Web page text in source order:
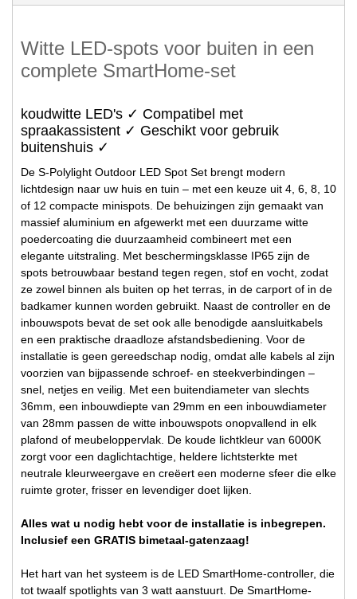
Witte LED-spots voor buiten in een
complete SmartHome-set
koudwitte LED's ✓ Compatibel met
spraakassistent ✓ Geschikt voor gebruik
buitenshuis ✓
De S-Polylight Outdoor LED Spot Set brengt modern
lichtdesign naar uw huis en tuin – met een keuze uit 4, 6, 8, 10
of 12 compacte minispots. De behuizingen zijn gemaakt van
massief aluminium en afgewerkt met een duurzame witte
poedercoating die duurzaamheid combineert met een
elegante uitstraling. Met beschermingsklasse IP65 zijn de
spots betrouwbaar bestand tegen regen, stof en vocht, zodat
ze zowel binnen als buiten op het terras, in de carport of in de
badkamer kunnen worden gebruikt. Naast de controller en de
inbouwspots bevat de set ook alle benodigde aansluitkabels
en een praktische draadloze afstandsbediening. Voor de
installatie is geen gereedschap nodig, omdat alle kabels al zijn
voorzien van bijpassende schroef- en steekverbindingen –
snel, netjes en veilig. Met een buitendiameter van slechts
36mm, een inbouwdiepte van 29mm en een inbouwdiameter
van 28mm passen de witte inbouwspots onopvallend in elk
plafond of meubeloppervlak. De koude lichtkleur van 6000K
zorgt voor een daglichtachtige, heldere lichtsterkte met
neutrale kleurweergave en creëert een moderne sfeer die elke
ruimte groter, frisser en levendiger doet lijken.
Alles wat u nodig hebt voor de installatie is inbegrepen.
Inclusief een GRATIS bimetaal-gatenzaag!
Het hart van het systeem is de LED SmartHome-controller, die
tot twaalf spotlights van 3 watt aanstuurt. De SmartHome-